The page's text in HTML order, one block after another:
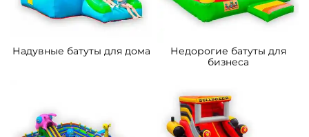
Надувные батуты для дома
Недорогие батуты для
бизнеса